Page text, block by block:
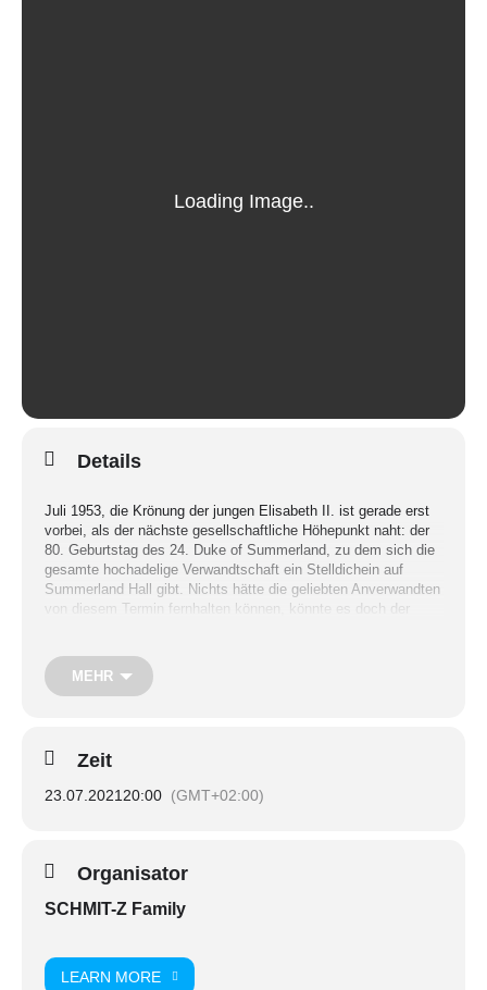
Details
Juli 1953, die Krönung der jungen Elisabeth II. ist gerade erst
vorbei, als der nächste gesellschaftliche Höhepunkt naht: der
80. Geburtstag des 24. Duke of Summerland, zu dem sich die
gesamte hochadelige Verwandtschaft ein Stelldichein auf
Summerland Hall gibt. Nichts hätte die geliebten Anverwandten
von diesem Termin fernhalten können, könnte es doch der
versammelt haben, erschüttert ein plötzlicher Tod die
Festgesellschaft, zerstört alte Gewissheiten und zeigt die
Abgründe hinter der leutseligen Fassade der Familie.
erwartet Euch eine groteske Kriminalkomödie im englischen
Landadel der 50er Jahre. Gespielt wird am
23.07./24.07./30.07./31.07. jeweils ab 20.00 Uhr openair im
MEHR
Zeit
23.07.2021 20:00 (GMT+02:00)
Organisator
SCHMIT-Z Family
LEARN MORE